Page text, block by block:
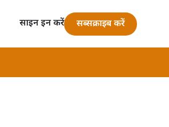
साइन इन करें सब्सक्राइब करें